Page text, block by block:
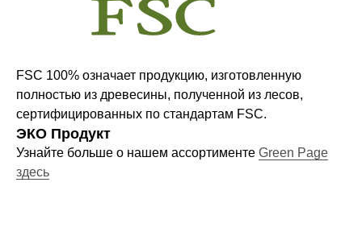
FSC 100% означает продукцию, изготовленную
полностью из древесины, полученной из лесов,
сертифицированных по стандартам FSC.
ЭКО Продукт
Узнайте больше о нашем ассортименте Green Page
здесь
Контакты